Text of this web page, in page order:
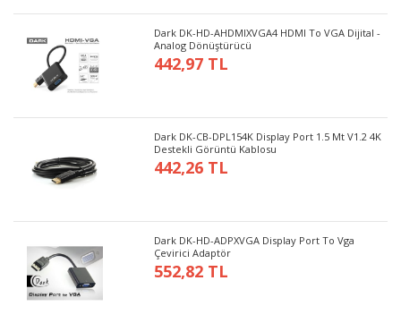
Dark DK-HD-AHDMIXVGA4 HDMI To VGA Dijital -
Analog Dönüştürücü
442,97 TL
Dark DK-CB-DPL154K Display Port 1.5 Mt V1.2 4K
Destekli Görüntü Kablosu
442,26 TL
Dark DK-HD-ADPXVGA Display Port To Vga
Çevirici Adaptör
552,82 TL